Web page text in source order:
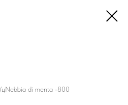
di menta -800